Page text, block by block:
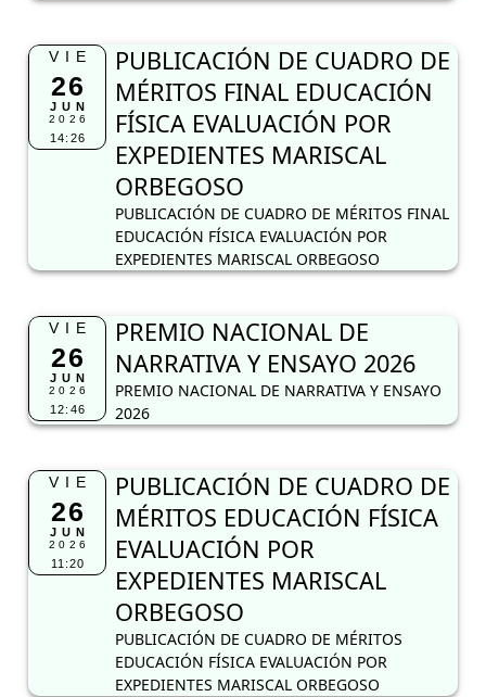
VIE
26
JUN
2026
14:26
PUBLICACIÓN DE CUADRO DE
MÉRITOS FINAL EDUCACIÓN
FÍSICA EVALUACIÓN POR
EXPEDIENTES MARISCAL
ORBEGOSO
PUBLICACIÓN DE CUADRO DE MÉRITOS FINAL
EDUCACIÓN FÍSICA EVALUACIÓN POR
EXPEDIENTES MARISCAL ORBEGOSO
VIE
26
JUN
2026
12:46
PREMIO NACIONAL DE
NARRATIVA Y ENSAYO 2026
PREMIO NACIONAL DE NARRATIVA Y ENSAYO
2026
VIE
26
JUN
2026
11:20
PUBLICACIÓN DE CUADRO DE
MÉRITOS EDUCACIÓN FÍSICA
EVALUACIÓN POR
EXPEDIENTES MARISCAL
ORBEGOSO
PUBLICACIÓN DE CUADRO DE MÉRITOS
EDUCACIÓN FÍSICA EVALUACIÓN POR
EXPEDIENTES MARISCAL ORBEGOSO